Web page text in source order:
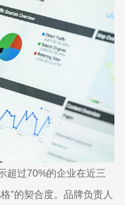
超过70%的企业在近三
”的契合度。品牌负责人